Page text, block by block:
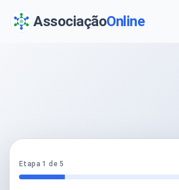
AssociaçãoOnline
Etapa 1 de 5